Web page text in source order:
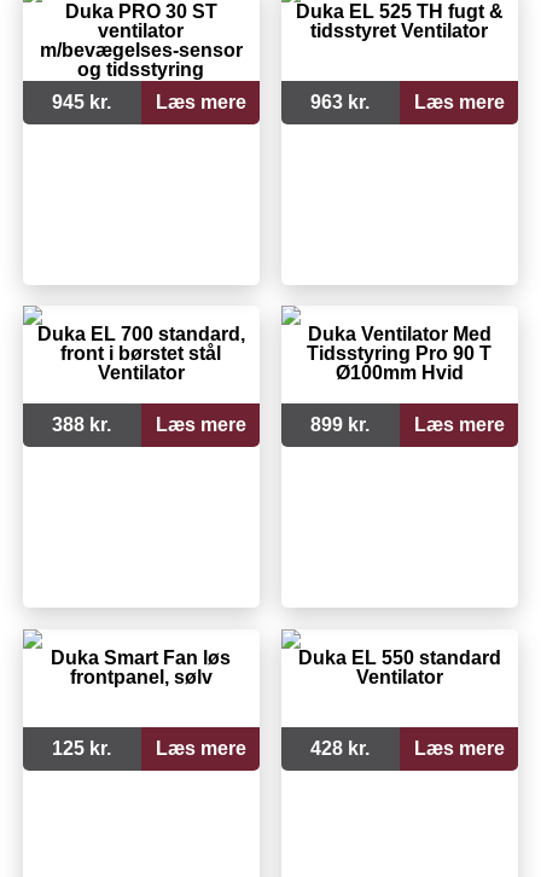
Duka PRO 30 ST
ventilator
m/bevægelses-sensor
og tidsstyring
945 kr.
Læs mere
Duka EL 525 TH fugt &
tidsstyret Ventilator
963 kr. Læs mere
Duka EL 700 standard,
front i børstet stål
Ventilator
388 kr. Læs mere
Duka Ventilator Med
Tidsstyring Pro 90 T
Ø100mm Hvid
899 kr. Læs mere
Duka Smart Fan løs
frontpanel, sølv
125 kr. Læs mere
Duka EL 550 standard
Ventilator
428 kr. Læs mere